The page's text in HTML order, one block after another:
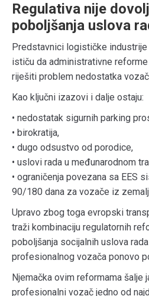
Regulativa nije
poboljšanja uslova
Predstavnici logističke
ističu da administrativne
riješiti problem nedostatka
Kao ključni izazovi i dalje ostaju:
• nedostatak sigurnih parking
• birokratija,
• dugo odsustvo od porodice,
• uslovi rada u međunarodnom
• ograničenja povezana sa EES
90/180 dana za vozače iz
Upravo zbog toga evropski
traži kombinaciju regulatornih
poboljšanja socijalnih uslova
profesionalnog vozača ponovo
Njemačka ovim reformama šalje
profesionalni vozač jedno od